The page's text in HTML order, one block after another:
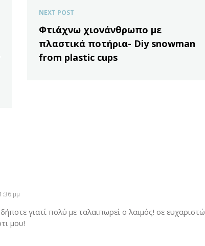
NEXT POST
Φτιάχνω χιονάνθρωπο με
πλαστικά ποτήρια- Diy snowman
from plastic cups
μμ
γιατί πολύ με ταλαιπωρεί ο λαιμός! σε ευχαριστώ
μου!